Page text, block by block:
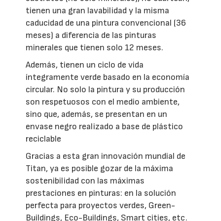
tienen una gran lavabilidad y la misma
caducidad de una pintura convencional (36
meses) a diferencia de las pinturas
minerales que tienen solo 12 meses.
Además, tienen un ciclo de vida
íntegramente verde basado en la economía
circular. No solo la pintura y su producción
son respetuosos con el medio ambiente,
sino que, además, se presentan en un
envase negro realizado a base de plástico
reciclable
Gracias a esta gran innovación mundial de
Titan, ya es posible gozar de la máxima
sostenibilidad con las máximas
prestaciones en pinturas: en la solución
perfecta para proyectos verdes, Green-
Buildings, Eco-Buildings, Smart cities, etc.